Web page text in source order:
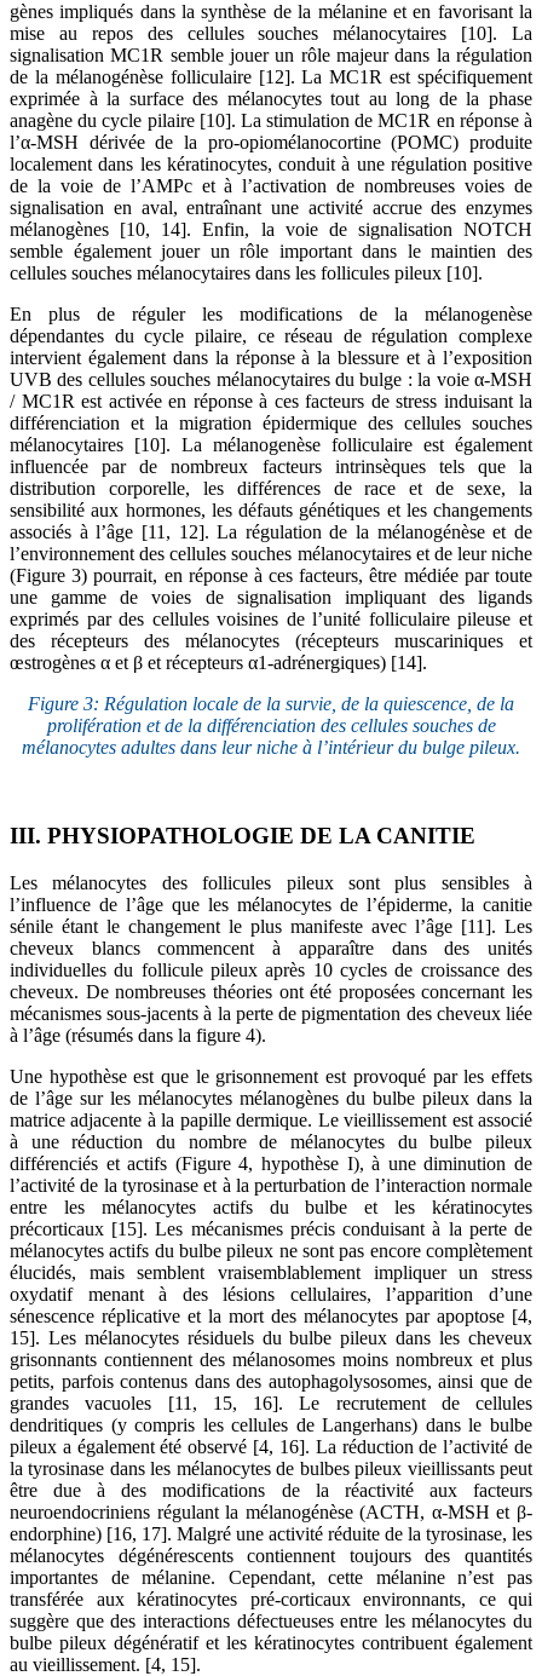
gènes impliqués dans la synthèse de la mélanine et en favorisant la
mise au repos des cellules souches mélanocytaires [10]. La
signalisation MC1R semble jouer un rôle majeur dans la régulation
de la mélanogénèse folliculaire [12]. La MC1R est spécifiquement
exprimée à la surface des mélanocytes tout au long de la phase
anagène du cycle pilaire [10]. La stimulation de MC1R en réponse à
l’α-MSH dérivée de la pro-opiomélanocortine (POMC) produite
localement dans les kératinocytes, conduit à une régulation positive
de la voie de l’AMPc et à l’activation de nombreuses voies de
signalisation en aval, entraînant une activité accrue des enzymes
mélanogènes [10, 14]. Enfin, la voie de signalisation NOTCH
semble également jouer un rôle important dans le maintien des
cellules souches mélanocytaires dans les follicules pileux [10].
En plus de réguler les modifications de la mélanogenèse
dépendantes du cycle pilaire, ce réseau de régulation complexe
intervient également dans la réponse à la blessure et à l’exposition
UVB des cellules souches mélanocytaires du bulge : la voie α-MSH
/ MC1R est activée en réponse à ces facteurs de stress induisant la
différenciation et la migration épidermique des cellules souches
mélanocytaires [10]. La mélanogenèse folliculaire est également
influencée par de nombreux facteurs intrinsèques tels que la
distribution corporelle, les différences de race et de sexe, la
sensibilité aux hormones, les défauts génétiques et les changements
associés à l’âge [11, 12]. La régulation de la mélanogénèse et de
l’environnement des cellules souches mélanocytaires et de leur niche
(Figure 3) pourrait, en réponse à ces facteurs, être médiée par toute
une gamme de voies de signalisation impliquant des ligands
exprimés par des cellules voisines de l’unité folliculaire pileuse et
des récepteurs des mélanocytes (récepteurs muscariniques et
œstrogènes α et β et récepteurs α1-adrénergiques) [14].
Figure 3: Régulation locale de la survie, de la quiescence, de la
prolifération et de la différenciation des cellules souches de
mélanocytes adultes dans leur niche à l’intérieur du bulge pileux.
III. PHYSIOPATHOLOGIE DE LA CANITIE
Les mélanocytes des follicules pileux sont plus sensibles à
l’influence de l’âge que les mélanocytes de l’épiderme, la canitie
sénile étant le changement le plus manifeste avec l’âge [11]. Les
cheveux blancs commencent à apparaître dans des unités
individuelles du follicule pileux après 10 cycles de croissance des
cheveux. De nombreuses théories ont été proposées concernant les
mécanismes sous-jacents à la perte de pigmentation des cheveux liée
à l’âge (résumés dans la figure 4).
Une hypothèse est que le grisonnement est provoqué par les effets
de l’âge sur les mélanocytes mélanogènes du bulbe pileux dans la
matrice adjacente à la papille dermique. Le vieillissement est associé
à une réduction du nombre de mélanocytes du bulbe pileux
différenciés et actifs (Figure 4, hypothèse I), à une diminution de
l’activité de la tyrosinase et à la perturbation de l’interaction normale
entre les mélanocytes actifs du bulbe et les kératinocytes
précorticaux [15]. Les mécanismes précis conduisant à la perte de
mélanocytes actifs du bulbe pileux ne sont pas encore complètement
élucidés, mais semblent vraisemblablement impliquer un stress
oxydatif menant à des lésions cellulaires, l’apparition d’une
sénescence réplicative et la mort des mélanocytes par apoptose [4,
15]. Les mélanocytes résiduels du bulbe pileux dans les cheveux
grisonnants contiennent des mélanosomes moins nombreux et plus
petits, parfois contenus dans des autophagolysosomes, ainsi que de
grandes vacuoles [11, 15, 16]. Le recrutement de cellules
dendritiques (y compris les cellules de Langerhans) dans le bulbe
pileux a également été observé [4, 16]. La réduction de l’activité de
la tyrosinase dans les mélanocytes de bulbes pileux vieillissants peut
être due à des modifications de la réactivité aux facteurs
neuroendocriniens régulant la mélanogénèse (ACTH, α-MSH et β-
endorphine) [16, 17]. Malgré une activité réduite de la tyrosinase, les
mélanocytes dégénérescents contiennent toujours des quantités
importantes de mélanine. Cependant, cette mélanine n’est pas
transférée aux kératinocytes pré-corticaux environnants, ce qui
suggère que des interactions défectueuses entre les mélanocytes du
bulbe pileux dégénératif et les kératinocytes contribuent également
au vieillissement. [4, 15].